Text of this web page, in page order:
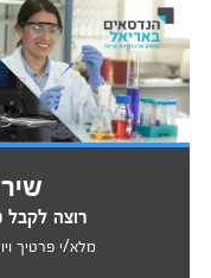
רוצה לקבל
מלא/י פרטיך